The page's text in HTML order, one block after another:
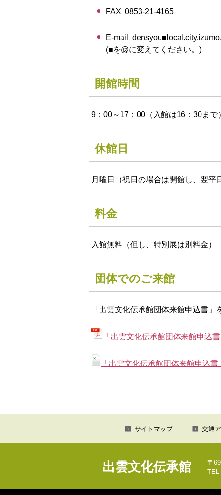
FAX 0853-21-4165
E-mail
(■を@に変えてください。)
開館時間
9：00～17：00（入館は16：30まで）
休館日
月曜日（祝日の場合は開館し、翌平
料金
入館無料（但し、特別展は別料金）
団体でのご来館
「出雲文化伝承館団体来館申込書
「出雲文化伝承館団体来館申込
「出雲文化伝承館団体来館申込
サイトマップ 交通
出雲文化伝承館 〒
TEL